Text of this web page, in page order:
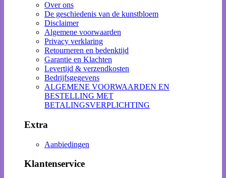
Over ons
De geschiedenis van de kunstbloem
Disclaimer
Algemene voorwaarden
Privacy verklaring
Retourneren en bedenktijd
Garantie en Klachten
Levertijd & verzendkosten
Bedrijfsgegevens
ALGEMENE VOORWAARDEN EN
BESTELLING MET
BETALINGSVERPLICHTING
Extra
Aanbiedingen
Klantenservice